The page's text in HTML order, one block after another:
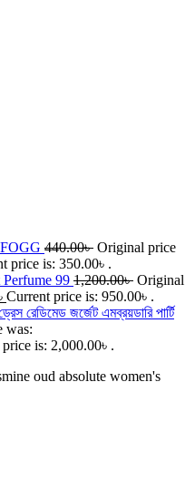
440.00৳ Original price
price is: 350.00৳ .
99 1,200.00৳ Original
Current price is: 950.00৳ .
রেডিমেড জর্জেট এমব্রয়ডারি পার্টি
was:
is: 2,000.00৳ .
oud absolute women's